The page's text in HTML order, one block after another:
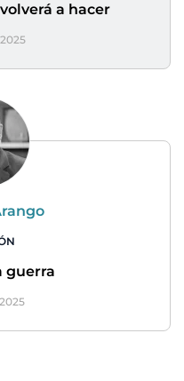
a hacer
guerra